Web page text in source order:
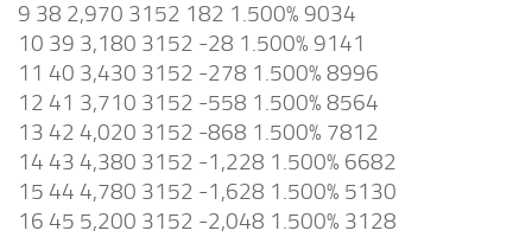
9 38 2,970 3152 182 1.500% 9034
10 39 3,180 3152 -28 1.500% 9141
11 40 3,430 3152 -278 1.500% 8996
12 41 3,710 3152 -558 1.500% 8564
13 42 4,020 3152 -868 1.500% 7812
14 43 4,380 3152 -1,228 1.500% 6682
15 44 4,780 3152 -1,628 1.500% 5130
16 45 5,200 3152 -2,048 1.500% 3128